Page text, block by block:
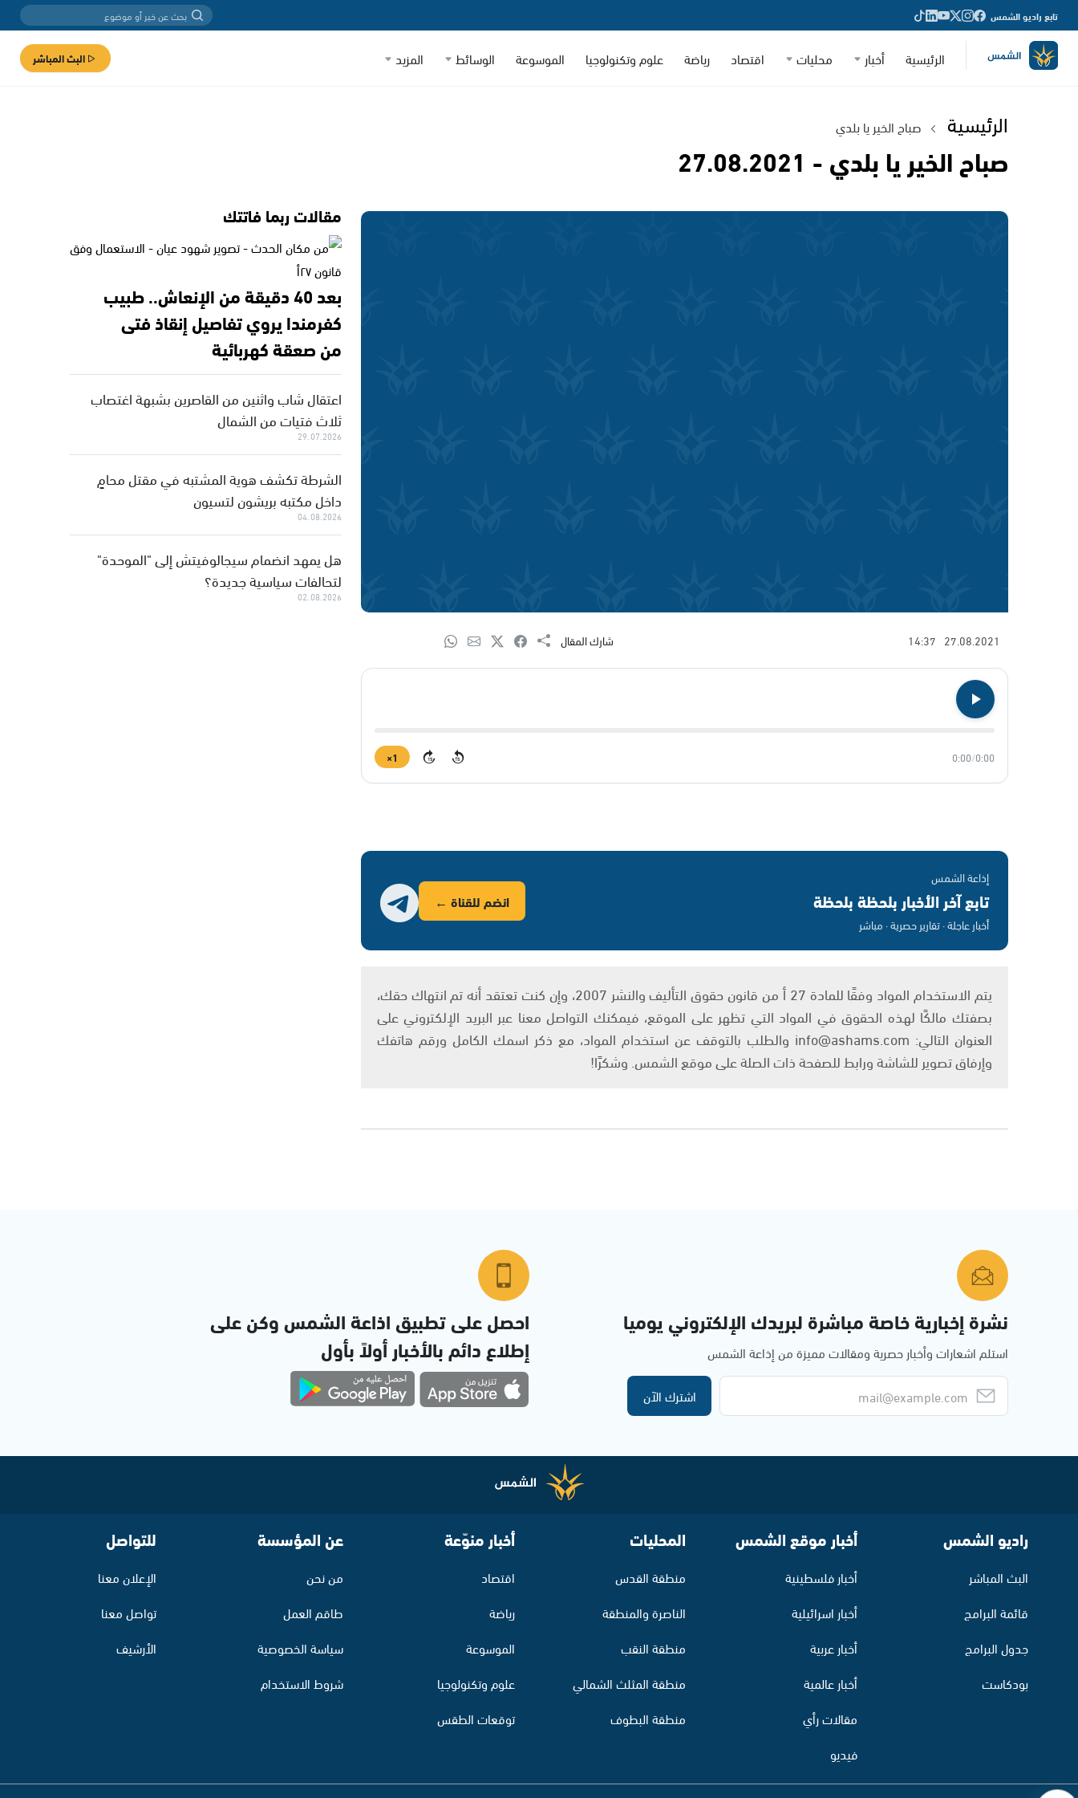
تابع راديو الشمس
الرئيسية أخبار محليات اقتصاد رياضة علوم وتكنولوجيا الموسوعة الوسائط المزيد البث المباشر
الرئيسية صباح الخير يا بلدي
صباح الخير يا بلدي - 27.08.2021
27.08.2021
14:37 شارك المقال
0:00
/
0:00
15
15
1×
إذاعة الشمس
تابع آخر الأخبار بلحظة بلحظة
أخبار عاجلة · تقارير حصرية · مباشر
انضم للقناة ←
يتم الاستخدام المواد وفقًا للمادة 27 أ من قانون حقوق التأليف والنشر 2007، وإن كنت تعتقد أنه تم انتهاك حقك،
بصفتك مالكًا لهذه الحقوق في المواد التي تظهر على الموقع، فيمكنك التواصل معنا عبر البريد الإلكتروني على
العنوان التالي: info@ashams.com والطلب بالتوقف عن استخدام المواد، مع ذكر اسمك الكامل ورقم هاتفك
وإرفاق تصوير للشاشة ورابط للصفحة ذات الصلة على موقع الشمس. وشكرًا!
مقالات ربما فاتتك
بعد 40 دقيقة من الإنعاش.. طبيب
كفرمندا يروي تفاصيل إنقاذ فتى
من صعقة كهربائية
اعتقال شاب واثنين من القاصرين بشبهة اغتصاب
ثلاث فتيات من الشمال
29.07.2026
الشرطة تكشف هوية المشتبه في مقتل محامٍ
داخل مكتبه بريشون لتسيون
04.08.2026
هل يمهد انضمام سيجالوفيتش إلى "الموحدة"
لتحالفات سياسية جديدة؟
02.08.2026
نشرة إخبارية خاصة مباشرة لبريدك الإلكتروني يوميا
استلم اشعارات وأخبار حصرية ومقالات مميزة من إذاعة الشمس
اشترك الآن
احصل على تطبيق اذاعة الشمس وكن على
إطلاع دائم بالأخبار أولاً بأول
راديو الشمس
البث المباشر
قائمة البرامج
جدول البرامج
بودكاست
أخبار موقع الشمس
أخبار فلسطينية
أخبار اسرائيلية
أخبار عربية
أخبار عالمية
مقالات رأي
فيديو
المحليات
منطقة القدس
الناصرة والمنطقة
منطقة النقب
منطقة المثلث الشمالي
منطقة البطوف
أخبار منوّعة
اقتصاد
رياضة
الموسوعة
علوم وتكنولوجيا
توقعات الطقس
عن المؤسسة
من نحن
طاقم العمل
سياسة الخصوصية
شروط الاستخدام
للتواصل
الإعلان معنا
تواصل معنا
الأرشيف